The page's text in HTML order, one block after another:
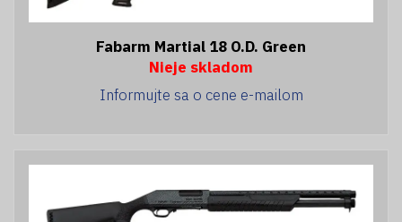
Fabarm Martial 18 O.D. Green
Nieje skladom
Informujte sa o cene e-mailom